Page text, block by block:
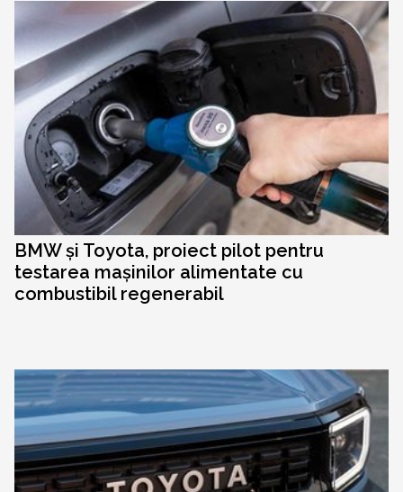
BMW și Toyota, proiect pilot pentru
testarea mașinilor alimentate cu
combustibil regenerabil